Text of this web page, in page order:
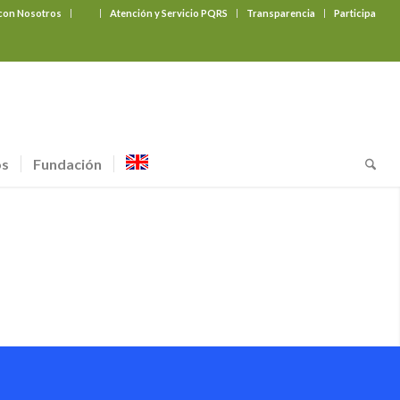
Nosotros Atención y Servicio PQRS Transparencia Participa
Fundación